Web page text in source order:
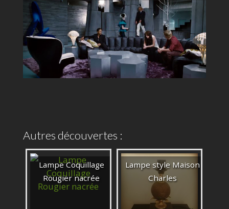
Autres découvertes :
Lampe Coquillage
Rougier nacrée
Lampe style Maison
Charles